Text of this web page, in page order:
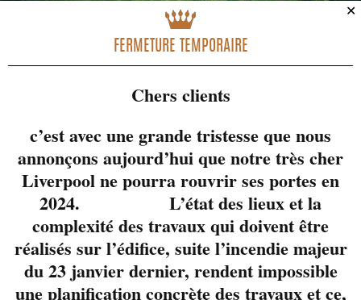
✕
FERMETURE TEMPORAIRE
Chers clients
c’est avec une grande tristesse que nous
annonçons aujourd’hui que notre très cher
Liverpool ne pourra rouvrir ses portes en
2024. L’état des lieux et la
complexité des travaux qui doivent être
réalisés sur l’édifice, suite l’incendie majeur
du 23 janvier dernier, rendent impossible
une planification concrète des travaux et ce,